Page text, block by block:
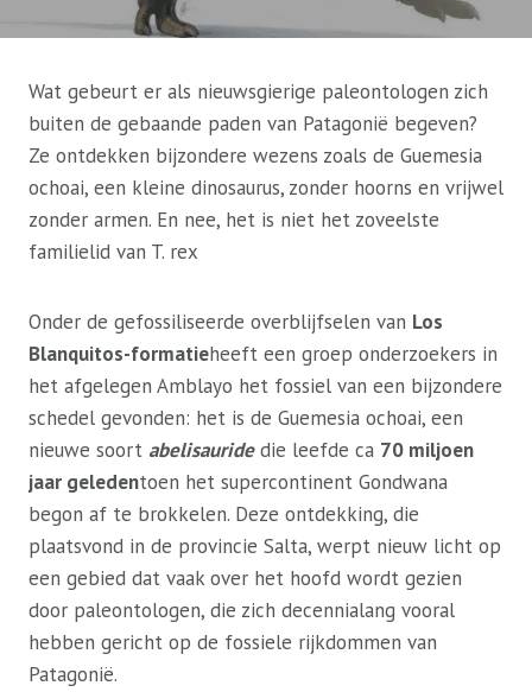
Wat gebeurt er als nieuwsgierige paleontologen zich
buiten de gebaande paden van Patagonië begeven?
Ze ontdekken bijzondere wezens zoals de Guemesia
ochoai, een kleine dinosaurus, zonder hoorns en vrijwel
zonder armen. En nee, het is niet het zoveelste
familielid van T. rex
Onder de gefossiliseerde overblijfselen van Los
Blanquitos-formatieheeft een groep onderzoekers in
het afgelegen Amblayo het fossiel van een bijzondere
schedel gevonden: het is de Guemesia ochoai, een
nieuwe soort abelisauridedie leefde ca 70 miljoen
jaar geledentoen het supercontinent Gondwana
begon af te brokkelen. Deze ontdekking, die
plaatsvond in de provincie Salta, werpt nieuw licht op
een gebied dat vaak over het hoofd wordt gezien
door paleontologen, die zich decennialang vooral
hebben gericht op de fossiele rijkdommen van
Patagonië.